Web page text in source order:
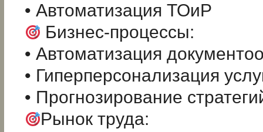
• Автоматизация ТОиР
Бизнес-процессы:
• Автоматизация
• Гиперперсонализация
• Прогнозирование
Рынок труда: